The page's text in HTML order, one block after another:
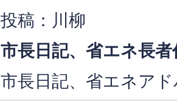
投稿：川柳
市長日記、省エネ長者
市長日記、省エネア